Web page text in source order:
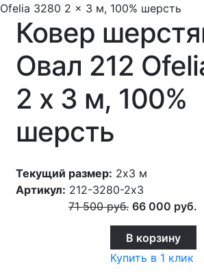
Ofelia 3280 2 x 3 м, 100% шерсть
Ковер
Овал 212
2 x 3 м, 100%
шерсть
Текущий размер: 2x3 м
Артикул: 212-3280-2x3
71 500руб. 66 000 руб.
В корзину
Купить в 1 клик